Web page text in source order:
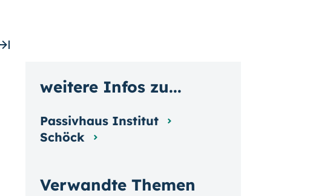
Verwandte Themen
weitere Infos zu...
Passivhaus Institut
Schöck